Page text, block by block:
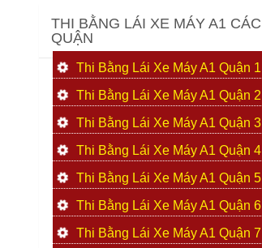
THI BẰNG LÁI XE MÁY A1 CÁC
QUẬN
Thi Bằng Lái Xe Máy A1 Quận 1
Thi Bằng Lái Xe Máy A1 Quận 2
Thi Bằng Lái Xe Máy A1 Quận 3
Thi Bằng Lái Xe Máy A1 Quận 4
Thi Bằng Lái Xe Máy A1 Quận 5
Thi Bằng Lái Xe Máy A1 Quận 6
Thi Bằng Lái Xe Máy A1 Quận 7